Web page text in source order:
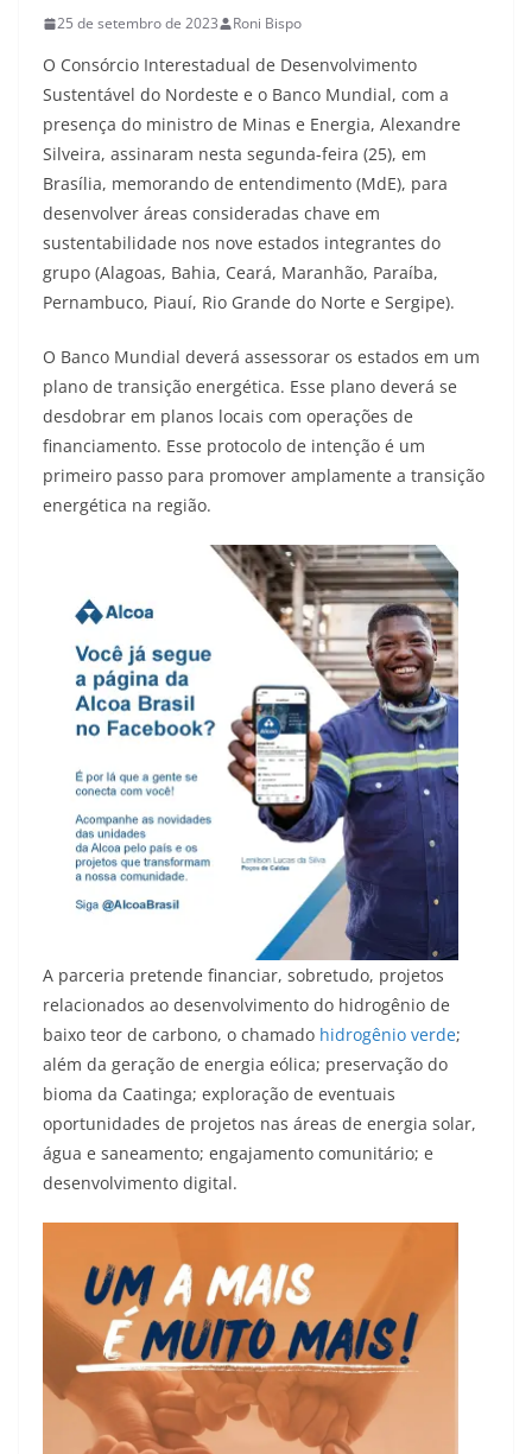
25 de setembro de 2023 Roni Bispo
O Consórcio Interestadual de Desenvolvimento
Sustentável do Nordeste e o Banco Mundial, com a
presença do ministro de Minas e Energia, Alexandre
Silveira, assinaram nesta segunda-feira (25), em
Brasília, memorando de entendimento (MdE), para
desenvolver áreas consideradas chave em
sustentabilidade nos nove estados integrantes do
grupo (Alagoas, Bahia, Ceará, Maranhão, Paraíba,
Pernambuco, Piauí, Rio Grande do Norte e Sergipe).
O Banco Mundial deverá assessorar os estados em um
plano de transição energética. Esse plano deverá se
desdobrar em planos locais com operações de
financiamento. Esse protocolo de intenção é um
primeiro passo para promover amplamente a transição
energética na região.
A parceria pretende financiar, sobretudo, projetos
relacionados ao desenvolvimento do hidrogênio de
baixo teor de carbono, o chamado hidrogênio verde;
além da geração de energia eólica; preservação do
bioma da Caatinga; exploração de eventuais
oportunidades de projetos nas áreas de energia solar,
água e saneamento; engajamento comunitário; e
desenvolvimento digital.